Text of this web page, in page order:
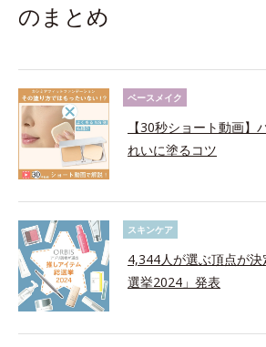
のまとめ
ベースメイク
【30秒ショート動画】
れいに塗るコツ
スキンケア
4,344人が選ぶ頂点が
選挙2024」発表